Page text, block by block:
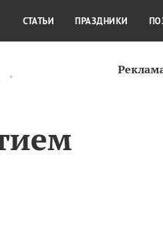
КУЛЬТУРА
СТАТЬИ ПРАЗДНИКИ